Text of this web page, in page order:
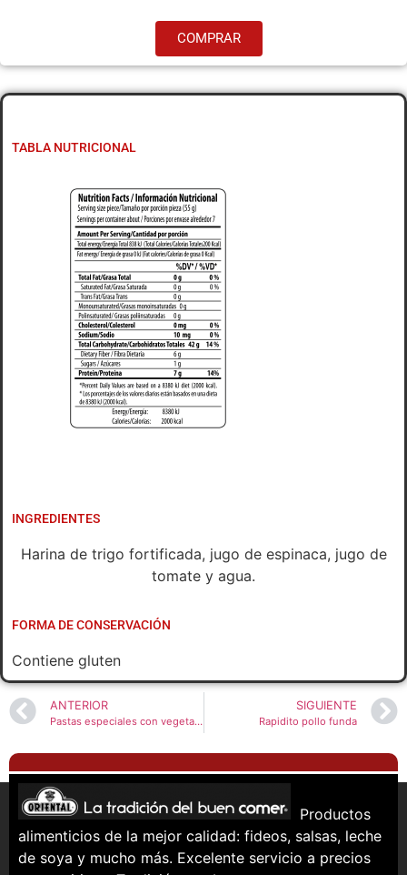
COMPRAR
TABLA NUTRICIONAL
INGREDIENTES
Harina de trigo fortificada, jugo de espinaca, jugo de
tomate y agua.
FORMA DE CONSERVACIÓN
Contiene gluten
ANTERIOR
Pastas especiales con vegetales Oriental
SIGUIENTE
Rapidito pollo funda
Productos
alimenticios de la mejor calidad: fideos, salsas, leche
de soya y mucho más. Excelente servicio a precios